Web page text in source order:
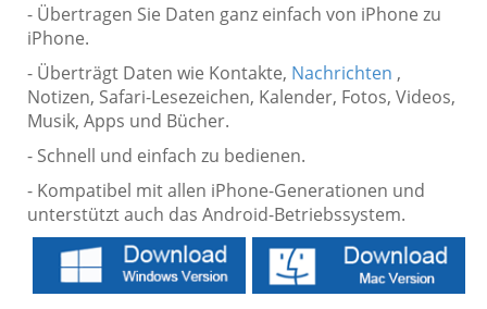
- Übertragen Sie Daten ganz einfach von iPhone zu
iPhone.
- Überträgt Daten wie Kontakte, Nachrichten ,
Notizen, Safari-Lesezeichen, Kalender, Fotos, Videos,
Musik, Apps und Bücher.
- Schnell und einfach zu bedienen.
- Kompatibel mit allen iPhone-Generationen und
unterstützt auch das Android-Betriebssystem.